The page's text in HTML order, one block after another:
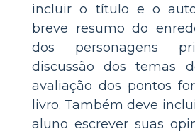
incluir o título e o
breve resumo do
dos personagens
discussão dos temas
avaliação dos pontos
livro. Também deve
aluno escrever suas